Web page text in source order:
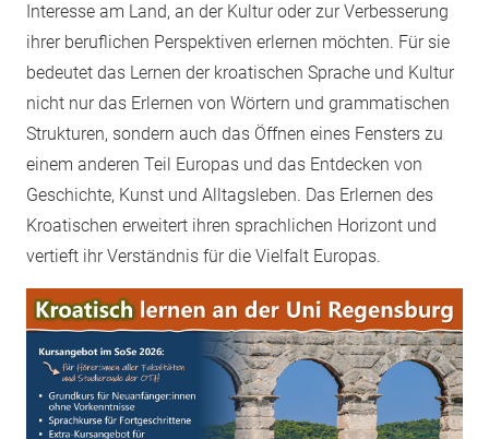
Interesse am Land, an der Kultur oder zur Verbesserung
ihrer beruflichen Perspektiven erlernen möchten. Für sie
bedeutet das Lernen der kroatischen Sprache und Kultur
nicht nur das Erlernen von Wörtern und grammatischen
Strukturen, sondern auch das Öffnen eines Fensters zu
einem anderen Teil Europas und das Entdecken von
Geschichte, Kunst und Alltagsleben. Das Erlernen des
Kroatischen erweitert ihren sprachlichen Horizont und
vertieft ihr Verständnis für die Vielfalt Europas.